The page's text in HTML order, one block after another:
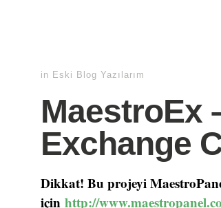
in Eski Blog Yazılarım
MaestroEx
Exchange
Dikkat! Bu projeyi
için http://